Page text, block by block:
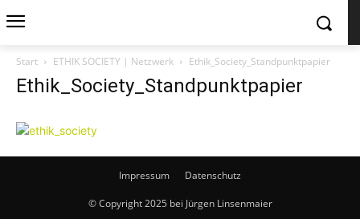
Start ETHIK SOCIETY | Netzwerk Ethik_Society_Standpunktpapier
Ethik_Society_Standpunktpapier
Impressum Datenschutz
© Copyright 2025 bei Jürgen Linsenmaier